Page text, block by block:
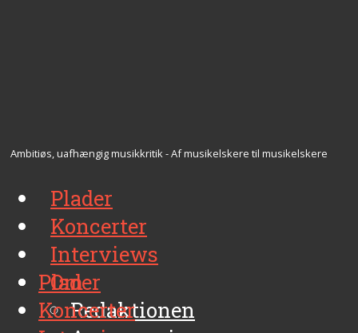
Ambitiøs, uafhængig musikkritik - Af musikelskere til musikelskere
Plader
Koncerter
Interviews
Om
Redaktionen
Plader
Koncerter